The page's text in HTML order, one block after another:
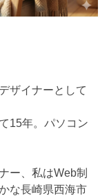
ザイナーとして
15年。パソコン
ー、私はWeb制
な長崎県西海市